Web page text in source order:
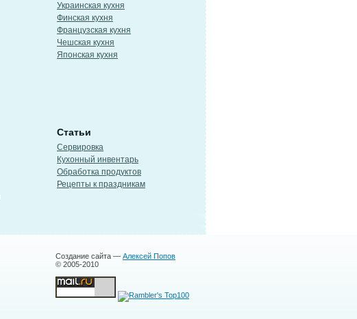
Украинская кухня
Финская кухня
Французская кухня
Чешская кухня
Японская кухня
Статьи
Сервировка
Кухонный инвентарь
Обработка продуктов
Рецепты к праздникам
Создание сайта — Алексей Попов
© 2005-2010